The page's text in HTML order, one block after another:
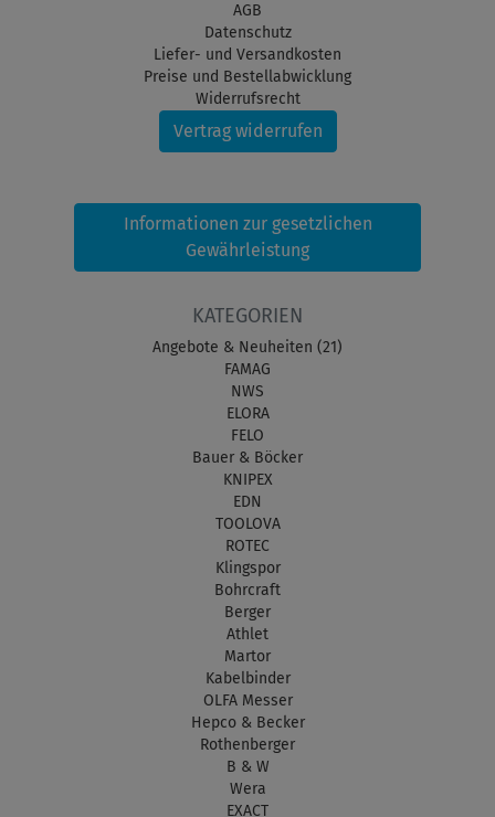
AGB
Datenschutz
Liefer- und Versandkosten
Preise und Bestellabwicklung
Widerrufsrecht
Vertrag widerrufen
Informationen zur gesetzlichen
Gewährleistung
KATEGORIEN
Angebote & Neuheiten (21)
FAMAG
NWS
ELORA
FELO
Bauer & Böcker
KNIPEX
EDN
TOOLOVA
ROTEC
Klingspor
Bohrcraft
Berger
Athlet
Martor
Kabelbinder
OLFA Messer
Hepco & Becker
Rothenberger
B & W
Wera
EXACT